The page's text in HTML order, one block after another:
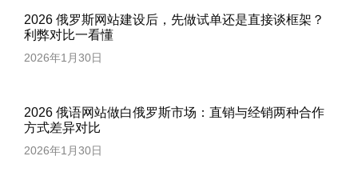
2026 俄罗斯网站建设后，先做试单还是直接谈框架？
利弊对比一看懂
2026年1月30日
2026 俄语网站做白俄罗斯市场：直销与经销两种合作
方式差异对比
2026年1月30日